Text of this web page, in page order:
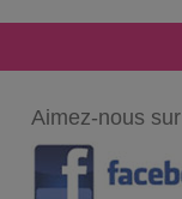
Aimez-nous sur